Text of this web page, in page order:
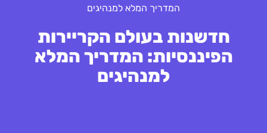
המדריך המלא למנהיגים
חדשנות בעולם הקריירות
הפיננסיות: המדריך המלא
למנהיגים